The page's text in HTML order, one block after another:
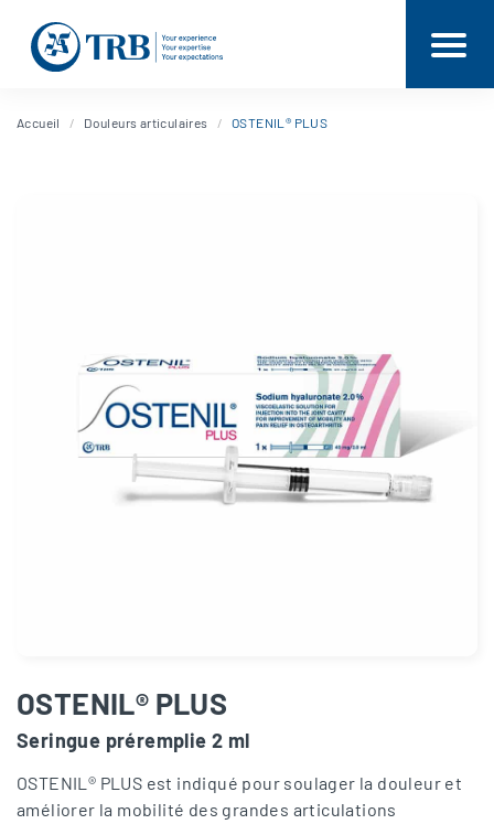
Accueil Douleurs articulaires OSTENIL® PLUS
OSTENIL® PLUS
Seringue préremplie 2 ml
OSTENIL® PLUS est indiqué pour soulager la douleur et
améliorer la mobilité des grandes articulations